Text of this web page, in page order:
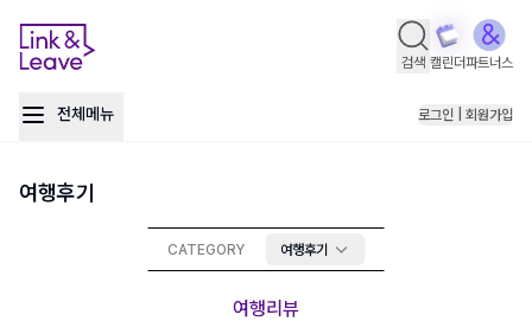
검색 캘린더파트너스
전체메뉴 로그인 | 회원가입
여행후기
CATEGORY 여행후기
여행리뷰